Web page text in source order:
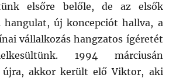
elsőre belőle, de az elsők
új koncepciót hallva, a
vállalkozás hangzatos ígéretét
1994 márciusán
újra, akkor került elő Viktor, aki